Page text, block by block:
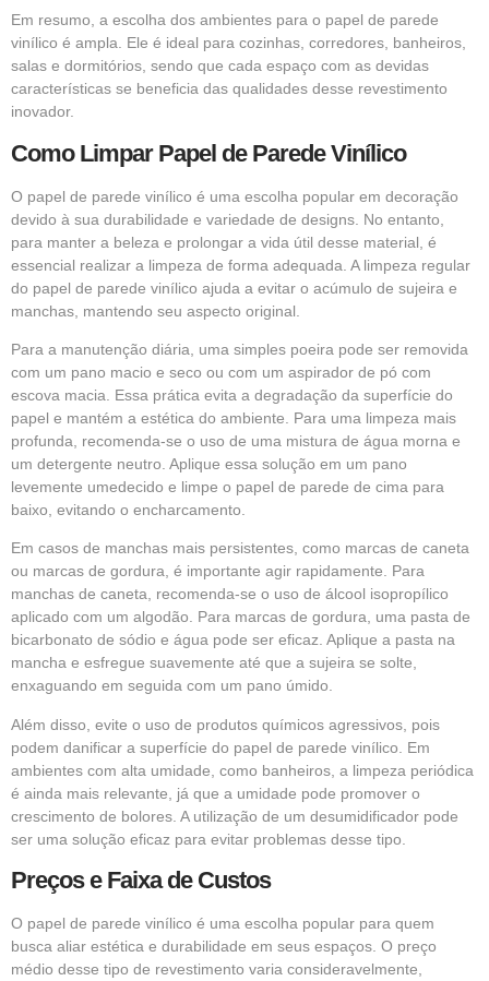
Em resumo, a escolha dos ambientes para o papel de parede
vinílico é ampla. Ele é ideal para cozinhas, corredores, banheiros,
salas e dormitórios, sendo que cada espaço com as devidas
características se beneficia das qualidades desse revestimento
inovador.
Como Limpar Papel de Parede Vinílico
O papel de parede vinílico é uma escolha popular em decoração
devido à sua durabilidade e variedade de designs. No entanto,
para manter a beleza e prolongar a vida útil desse material, é
essencial realizar a limpeza de forma adequada. A limpeza regular
do papel de parede vinílico ajuda a evitar o acúmulo de sujeira e
manchas, mantendo seu aspecto original.
Para a manutenção diária, uma simples poeira pode ser removida
com um pano macio e seco ou com um aspirador de pó com
escova macia. Essa prática evita a degradação da superfície do
papel e mantém a estética do ambiente. Para uma limpeza mais
profunda, recomenda-se o uso de uma mistura de água morna e
um detergente neutro. Aplique essa solução em um pano
levemente umedecido e limpe o papel de parede de cima para
baixo, evitando o encharcamento.
Em casos de manchas mais persistentes, como marcas de caneta
ou marcas de gordura, é importante agir rapidamente. Para
manchas de caneta, recomenda-se o uso de álcool isopropílico
aplicado com um algodão. Para marcas de gordura, uma pasta de
bicarbonato de sódio e água pode ser eficaz. Aplique a pasta na
mancha e esfregue suavemente até que a sujeira se solte,
enxaguando em seguida com um pano úmido.
Além disso, evite o uso de produtos químicos agressivos, pois
podem danificar a superfície do papel de parede vinílico. Em
ambientes com alta umidade, como banheiros, a limpeza periódica
é ainda mais relevante, já que a umidade pode promover o
crescimento de bolores. A utilização de um desumidificador pode
ser uma solução eficaz para evitar problemas desse tipo.
Preços e Faixa de Custos
O papel de parede vinílico é uma escolha popular para quem
busca aliar estética e durabilidade em seus espaços. O preço
médio desse tipo de revestimento varia consideravelmente,